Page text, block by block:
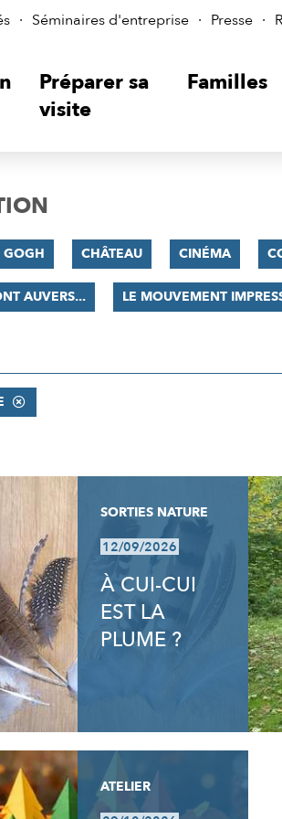
Séminaires d'entreprise Presse
Préparer sa
visite
Familles
GOGH CHÂTEAU CINÉMA
AUVERS... LE MOUVEMENT
SORTIES NATURE
12/09/2026
À CUI-CUI
EST LA
PLUME ?
ATELIER